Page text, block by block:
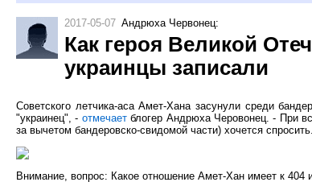
2017-05-07 Андрюха Червонец:
Как героя Великой
украинцы записали
Советского летчика-аса Амет-Хана засунули среди
"украинец", - отмечаетблогер Андрюха Черовонец. - При
за вычетом бандеровско-свидомой части) хочется спросить.
Внимание, вопрос: Какое отношение Амет-Хан имеет к 404